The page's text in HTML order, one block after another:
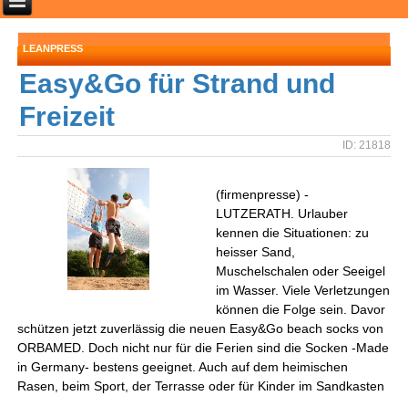
LEANPRESS
Easy&Go für Strand und
Freizeit
ID: 21818
(firmenpresse) -
LUTZERATH. Urlauber
kennen die Situationen: zu
heisser Sand,
Muschelschalen oder Seeigel
im Wasser. Viele Verletzungen
können die Folge sein. Davor
schützen jetzt zuverlässig die neuen Easy&Go beach socks von
ORBAMED. Doch nicht nur für die Ferien sind die Socken -Made
in Germany- bestens geeignet. Auch auf dem heimischen
Rasen, beim Sport, der Terrasse oder für Kinder im Sandkasten